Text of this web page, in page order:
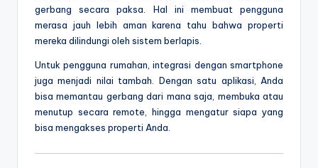
gerbang secara paksa. Hal ini membuat pengguna
merasa jauh lebih aman karena tahu bahwa properti
mereka dilindungi oleh sistem berlapis.
Untuk pengguna rumahan, integrasi dengan smartphone
juga menjadi nilai tambah. Dengan satu aplikasi, Anda
bisa memantau gerbang dari mana saja, membuka atau
menutup secara remote, hingga mengatur siapa yang
bisa mengakses properti Anda.